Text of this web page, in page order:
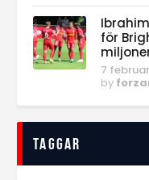
för
7
by
Taggar